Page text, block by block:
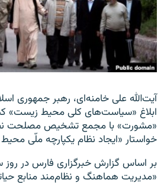
به ما بپیوندید
زبان‌های دیگر
آیت‌الله علی خامنه‌ای، رهبر جمهوری
ابلاغ «سیاست‌های کلی محیط زیست»
«مشورت» با مجمع تشخیص مصلحت
خواستار «ایجاد نظام یکپارچه ملّی
«مدیریت هماهنگ و نظام‌مند منابع